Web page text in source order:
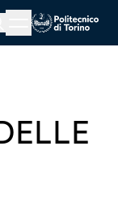
Menu button